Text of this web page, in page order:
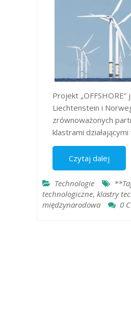
Projekt
Liechtenstein i
zrównoważonych
klastrami
Czytaj dalej
Technologie
technologiczne, klastry
międzynarodowa
0